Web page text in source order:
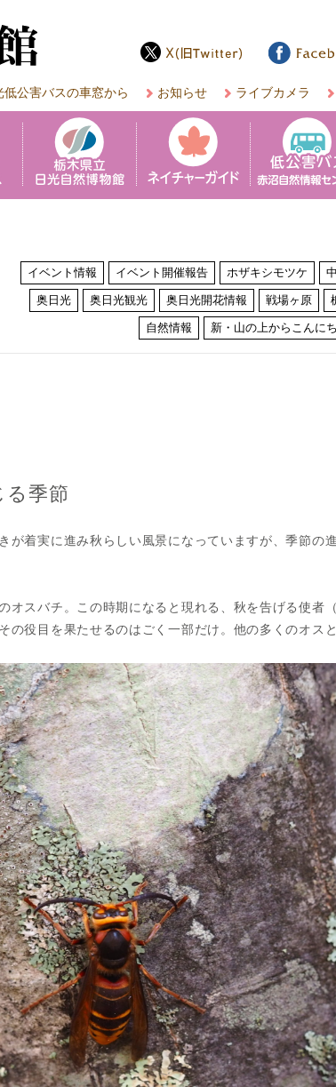
低公害バスの車窓から お知らせ ライブカメラ
イベント情報 イベント開催報告 ホザキシモツケ
奥日光 奥日光観光 奥日光開花情報 戦場ヶ原
自然情報 新・山の上からこんに
る季節
が着実に進み秋らしい風景になっていますが、季節の
オスバチ。この時期になると現れる、秋を告げる使者
の役目を果たせるのはごく一部だけ。他の多くのオス